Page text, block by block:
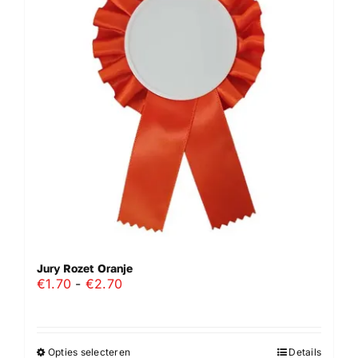
Jury Rozet Oranje
€1.70 - €2.70Prijsklasse:
€2.70
Opties selecterenDit
Details